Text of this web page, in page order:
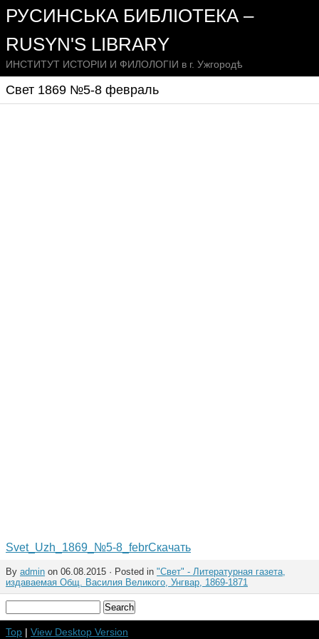
РУСИНСЬКА БИБЛІОТЕКА –
RUSYN'S LIBRARY
ИНСТИТУТ ИСТОРІИ И ФИЛОЛОГІИ в г. Ужгородѣ
Свет 1869 №5-8 февраль
Svet_Uzh_1869_№5-8_febrСкачать
By admin on 06.08.2015 · Posted in "Свет" - Литературная газета,
издаваемая Общ. Василия Великого, Унгвар, 1869-1871
Top | View Desktop Version